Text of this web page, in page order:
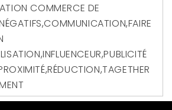
COMMERCE DE
,COMMUNICATION,FAIRE
,INFLUENCEUR,PUBLICITÉ
,RÉDUCTION,TAGETHER